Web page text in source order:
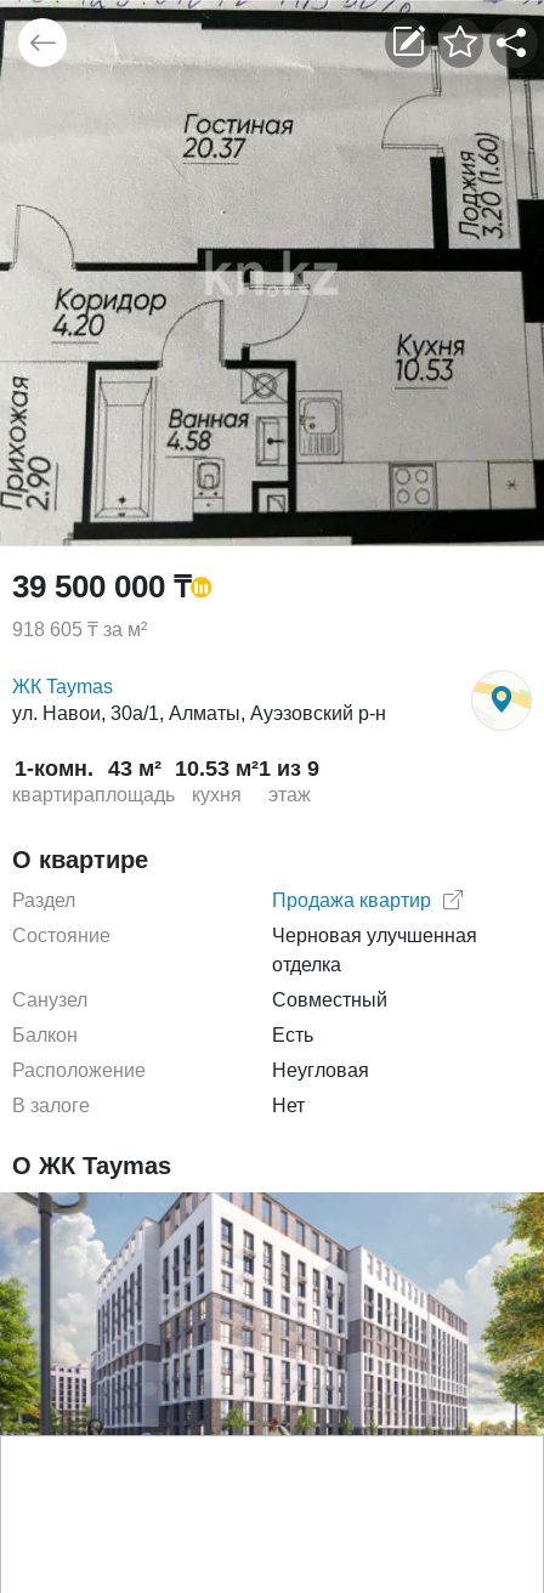
39 500 000 ₸
918 605 ₸ за м²
ЖК Taymas
ул. Навои, 30а/1, Алматы, Ауэзовский р-н
1-комн.
квартира
43 м²
площадь
10.53 м²
кухня
1 из 9
этаж
О квартире
Раздел
Продажа квартир
Состояние
Черновая улучшенная
отделка
Санузел
Совместный
Балкон
Есть
Расположение
Неугловая
В залоге
Нет
О ЖК Taymas